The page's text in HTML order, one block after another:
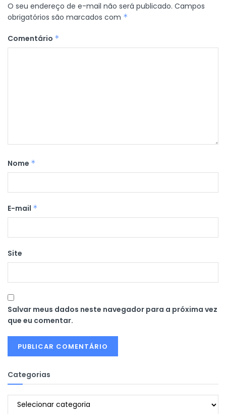
O seu endereço de e-mail não será publicado. Campos
obrigatórios são marcados com *
Comentário *
Nome *
E-mail *
Site
Salvar meus dados neste navegador para a próxima vez
que eu comentar.
Categorias
Categorias